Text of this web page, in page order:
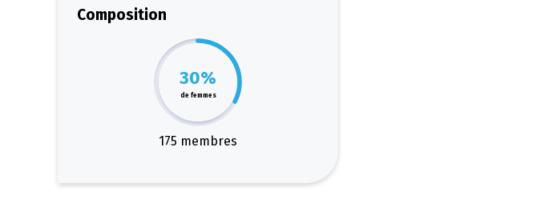
Composition
30%
de femmes
175 membres